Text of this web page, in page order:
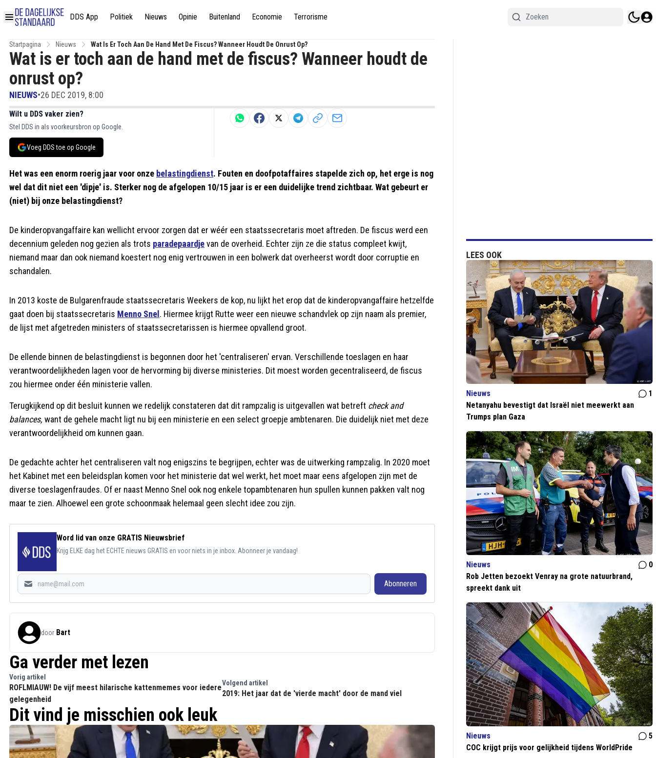
DDS App Politiek Nieuws Opinie Buitenland Economie Terrorisme
Startpagina Nieuws Wat Is Er Toch Aan De Hand Met De Fiscus? Wanneer Houdt De Onrust Op?
Wat is er toch aan de hand met de fiscus? Wanneer houdt de
onrust op?
NIEUWS•26 DEC 2019, 8:00
Wilt u DDS vaker zien?
Stel DDS in als voorkeursbron op Google.
Voeg DDS toe op Google
Het was een enorm roerig jaar voor onze belastingdienst. Fouten en doofpotaffaires stapelde zich op, het erge is nog
wel dat dit niet een 'dipje' is. Sterker nog de afgelopen 10/15 jaar is er een duidelijke trend zichtbaar. Wat gebeurt er
(niet) bij onze belastingdienst?
De kinderopvangaffaire kan wellicht ervoor zorgen dat er wéér een staatssecretaris moet aftreden. De fiscus werd een
decennium geleden nog gezien als trots paradepaardjevan de overheid. Echter zijn ze die status compleet kwijt,
niemand maar dan ook niemand koestert nog enig vertrouwen in een bolwerk dat overheerst wordt door corruptie en
schandalen.
In 2013 koste de Bulgarenfraude staatssecretaris Weekers de kop, nu lijkt het erop dat de kinderopvangaffaire hetzelfde
gaat doen bij staatssecretaris Menno Snel . Hiermee krijgt Rutte weer een nieuwe schandvlek op zijn naam als premier,
de lijst met afgetreden ministers of staatssecretarissen is hiermee opvallend groot.
De ellende binnen de belastingdienst is begonnen door het 'centraliseren' ervan. Verschillende toeslagen en haar
verantwoordelijkheden lagen voor de hervorming bij diverse ministeries. Dit moest worden gecentraliseerd, de fiscus
zou hiermee onder één ministerie vallen.
Terugkijkend op dit besluit kunnen we redelijk constateren dat dit rampzalig is uitgevallen wat betreft check and
balances, want de gehele macht ligt nu bij een ministerie en een select groepje ambtenaren. Die duidelijk niet met deze
verantwoordelijkheid om kunnen gaan.
De gedachte achter het centraliseren valt nog enigszins te begrijpen, echter was de uitwerking rampzalig. In 2020 moet
het Kabinet met een beleidsplan komen voor het ministerie dat wel werkt, het moet maar eens afgelopen zijn met de
diverse toeslagenfraudes. Of er naast Menno Snel ook nog enkele topambtenaren hun spullen kunnen pakken valt nog
maar te zien. Alhoewel een grote schoonmaak helemaal geen slecht idee zou zijn.
Word lid van onze GRATIS Nieuwsbrief
Krijg ELKE dag het ECHTE nieuws GRATIS en voor niets in je inbox. Abonneer je vandaag!
Abonneren
door Bart
Ga verder met lezen
Vorig artikel
ROFLMIAUW! De vijf meest hilarische kattenmemes voor iedere
gelegenheid
Volgend artikel
2019: Het jaar dat de 'vierde macht' door de mand viel
Dit vind je misschien ook leuk
LEES OOK
Nieuws
1
Netanyahu bevestigt dat Israël niet meewerkt aan
Trumps plan Gaza
Nieuws
0
Rob Jetten bezoekt Venray na grote natuurbrand,
spreekt dank uit
Nieuws
5
COC krijgt prijs voor gelijkheid tijdens WorldPride